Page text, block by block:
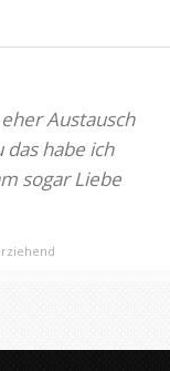
Austausch
das habe ich
sogar Liebe